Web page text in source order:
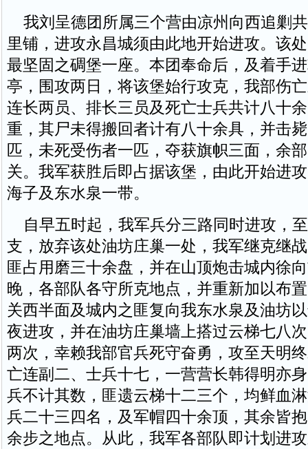
我刘呈德团所属三个营由凉州向西追剿
里铺，进攻永昌城须由此地开始进攻。该
最坚固之碉堡一座。本团奉命后，及着手
亭，围攻两日，将该堡始行攻克，我部伤
连长两员、排长三员及死亡士兵共计八十
重，其尸未得搬回者计有八十余具，并击
匹，未死受伤者一匹，夺获旗帜三面，余
关。我军获胜后即占据该堡，由此开始进
海子及东水泉一带。
自早五时起，我军兵分三路同时进攻，
支，放弃该处油坊庄巢一处，我军继克继
匪占用磨三十余盘，并在山顶炮击城内徐
晚，各部队各守所克地点，并重新加以布
关西半面及城内之匪复向我东水泉及油坊
夜进攻，并在油坊庄巢墙上搭过云梯七八
两次，幸赖我部官兵死守奋勇，攻至天明
亡连副二、士兵十七，一营营长韩得明亦
兵不计其数，匪遗云梯十二三个，均鲜血
兵二十三四名，及军帽四十余顶，其余皆
余步之地点。从此，我军各部队即计划进